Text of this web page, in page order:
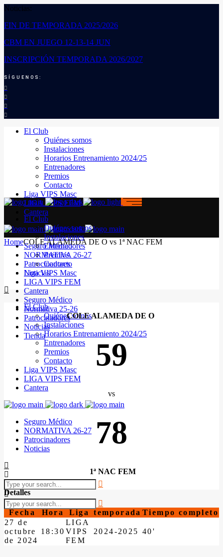
Noticias:
FIN DE TEMPORADA 2025/2026
CBM EN JUEGO 12-13-14 JUN
INSCRIPCIÓN TEMPORADA 2026/2027
SÍGUENOS:
El Club
Quiénes somos
Instalaciones
Horarios Entrenamiento 2024/25
Entrenadores
Premios
Contacto
Liga VIPS Masc
LIGA VIPS FEM
Cantera
Seguro Médico
NORMATIVA 26-27
Patrocinadores
Noticias
El Club
Quiénes somos
Instalaciones
Horarios Entrenamiento 2024/25
Entrenadores
Premios
Contacto
Liga VIPS Masc
LIGA VIPS FEM
Cantera
Seguro Médico
NORMATIVA 26-27
Patrocinadores
Noticias
El Club
Quiénes somos
Instalaciones
Entrenadores
Premios
Contacto
Liga VIPS Masc
LIGA VIPS FEM
Cantera
Seguro Médico
Normativa 25-26
Patrocinadores
Noticias
Tienda
HomeCOLE ALAMEDA DE O vs 1ª NAC FEM
COLE ALAMEDA DE O
59
vs
78
1ª NAC FEM
Detalles
Fecha Hora Liga temporada Tiempo completo
27 de
octubre
de 2024
18:30
LIGA
VIPS
FEM
2024-2025 40'